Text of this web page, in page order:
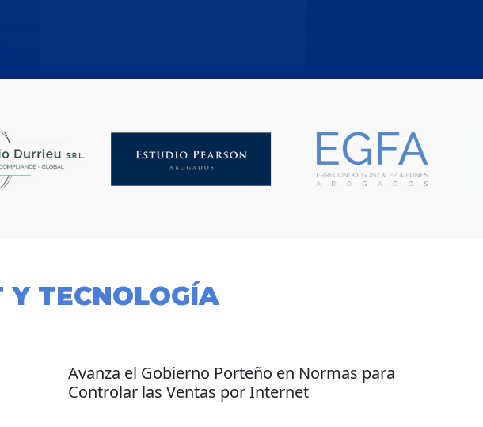
Y TECNOLOGÍA
Avanza el Gobierno Porteño en Normas para
Controlar las Ventas por Internet